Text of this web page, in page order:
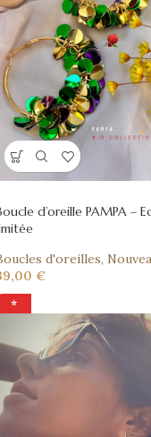
d’oreille PAMPA –
d'oreilles,
€
⭐